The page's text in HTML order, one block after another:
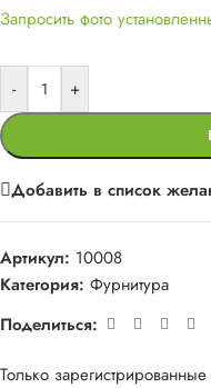
Запросить фото
- +
Добавить в список
Артикул: 10008
Категория: Фурнитура
Поделиться:
Только